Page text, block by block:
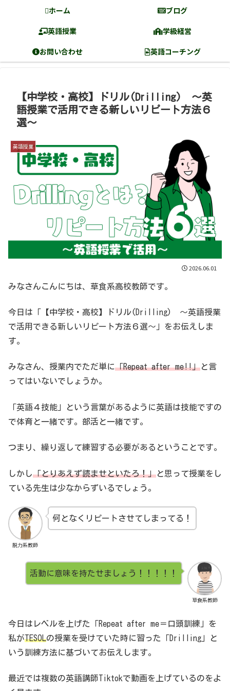
ホーム
ブログ
英語授業
学級経営
お問い合わせ
英語コーチング
【中学校・高校】ドリル(Drilling) 〜英
語授業で活用できる新しいリピート方法６
選〜
英語授業
2026.06.01
みなさんこんにちは、草食系高校教師です。
今日は「【中学校・高校】ドリル(Drilling) 〜英語授業
で活用できる新しいリピート方法６選〜」をお伝えしま
す。
みなさん、授業内でただ単に「Repeat after me!!」と言
ってはいないでしょうか。
「英語４技能」という言葉があるように英語は技能ですの
で体育と一緒です。部活と一緒です。
つまり、繰り返して練習する必要があるということです。
しかし「とりあえず読ませといたろ！」と思って授業をし
ている先生は少なからずいるでしょう。
脱力系教師
何となくリピートさせてしまってる！
草食系教師
活動に意味を持たせましょう！！！！！
今日はレベルを上げた「Repeat after me＝口頭訓練」を
私がTESOLの授業を受けていた時に習った「Drilling」と
いう訓練方法に基づいてお伝えします。
最近では複数の英語講師Tiktokで動画を上げているのをよ